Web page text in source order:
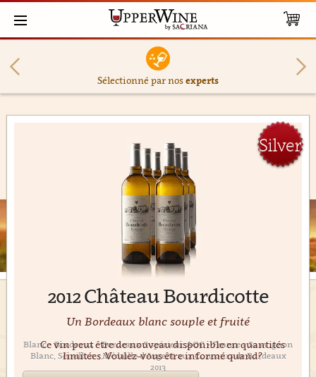
Sélectionné par nosexperts
2012 Château Bourdicotte
Silver
Un Bordeaux blanc souple et fruité
Blanc • Bordeaux • Bordeaux Supérieur AOC • France • Sauvignon
Blanc, Sémillon • Médaille d'Argent aux Concours de Bordeaux
2013
Ce vin peut être de nouveau disponible en quantités
limitées. Voulez-vous être informé quand?